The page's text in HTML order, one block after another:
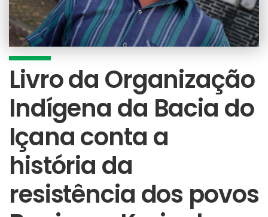
Livro da Organização
Indígena da Bacia do
Içana conta a
história da
resistência dos povos